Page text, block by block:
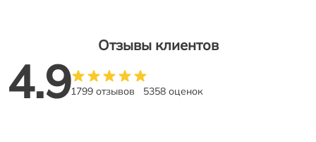
Отзывы клиентов
4.91799 отзывов 5358 оценок